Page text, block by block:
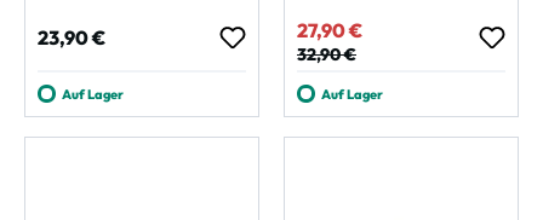
Regulärer Preis:
23,90 €
Auf Lager
Verkaufspreis:
27,90 €
Regulärer Preis:
32,90 €
Auf Lager